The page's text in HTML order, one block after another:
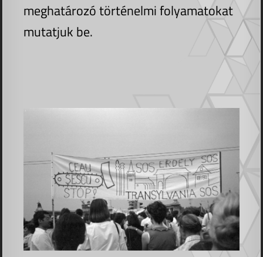
meghatározó történelmi folyamatokat
mutatjuk be.